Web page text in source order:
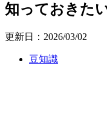
知っておきた
更新日：2026/03/02
豆知識